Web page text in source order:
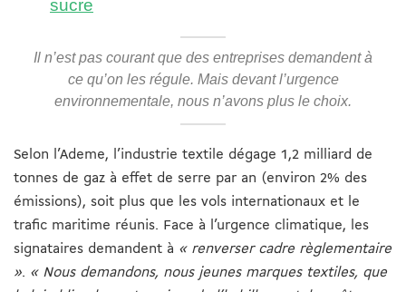
sucre
Il n’est pas courant que des entreprises demandent à
ce qu’on les régule. Mais devant l’urgence
environnementale, nous n’avons plus le choix.
Selon l’Ademe, l’industrie textile dégage 1,2 milliard de
tonnes de gaz à effet de serre par an (environ 2% des
émissions), soit plus que les vols internationaux et le
trafic maritime réunis. Face à l’urgence climatique, les
signataires demandent à « renverser cadre règlementaire
». « Nous demandons, nous jeunes marques textiles, que